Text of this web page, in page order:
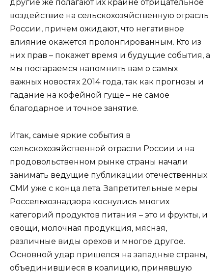
другие же полагают их крайне отрицательное
воздействие на сельскохозяйственную отрасль
России, причем ожидают, что негативное
влияние окажется пролонгированным. Кто из
них прав – покажет время и будущие события, а
мы постараемся напомнить вам о самых
важных новостях 2014 года, так как прогнозы и
гадание на кофейной гуще – не самое
благодарное и точное занятие.
Итак, самые яркие события в
сельскохозяйственной отрасли России и на
продовольственном рынке страны начали
занимать ведущие публикации отечественных
СМИ уже с конца лета. Запретительные меры
Россельхознадзора коснулись многих
категорий продуктов питания – это и фрукты, и
овощи, молочная продукция, мясная,
различные виды орехов и многое другое.
Основной удар пришелся на западные страны,
объединившиеся в коалицию, принявшую